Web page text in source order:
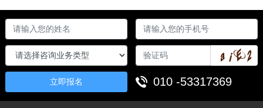
立即报名 010 -53317369